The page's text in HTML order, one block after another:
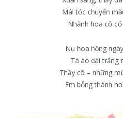
Mái tóc chuyển
Nhành hoa cô
Nụ hoa hồng
Tà áo dài trắng
Thầy cô – những
Em bỗng thành